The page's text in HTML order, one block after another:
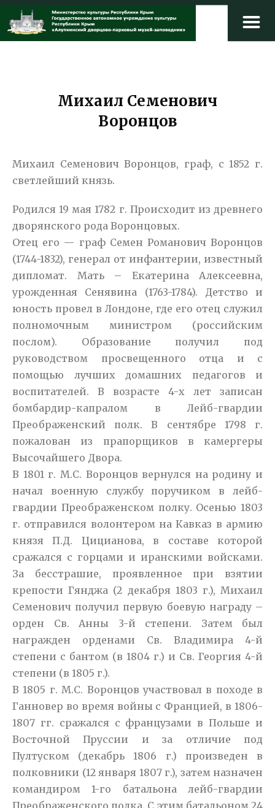
Михаил Семенович
Воронцов
Михаил Семенович Воронцов, граф, с 1852 г.
светлейший князь.
Родился 19 мая 1782 г. Происходит из древнего
дворянского рода Воронцовых.
Отец его — граф Семен Романович Воронцов
(1744-1832), генерал от инфантерии, известный
дипломат. Мать – Екатерина Алексеевна,
урожденная Сенявина (1763-1784). Детство и
юность провел в Лондоне, где его отец служил
полномочным министром (российским
послом). Образование получил под
руководством просвещенного отца и с
помощью лучших домашних педагогов и
воспитателей. В возрасте 4-х лет записан
бомбардир-капралом в Лейб-гвардии
Преображенский полк. В сентябре 1798 г.
пожалован из прапорщиков в камергеры
Высочайшего Двора.
В 1801 г. М.С. Воронцов вернулся на родину и
начал военную службу поручиком в лейб-
гвардии Преображенском полку. Осенью 1803
г. отправился волонтером на Кавказ в армию
князя П.Д. Цицианова, в составе которой
сражался с горцами и иранскими войсками.
За бесстрашие, проявленное при взятии
крепости Гянджа (2 декабря 1803 г.), Михаил
Семенович получил первую боевую награду –
орден Св. Анны 3-й степени. Затем был
награжден орденами Св. Владимира 4-й
степени с бантом (в 1804 г.) и Св. Георгия 4-й
степени (в 1805 г.).
В 1805 г. М.С. Воронцов участвовал в походе в
Ганновер во время войны с Францией, в 1806-
1807 гг. сражался с французами в Польше и
Восточной Пруссии и за отличие под
Пултуском (декабрь 1806 г.) произведен в
полковники (12 января 1807 г.), затем назначен
командиром 1-го батальона лейб-гвардии
Преображенского полка. С этим батальоном 24